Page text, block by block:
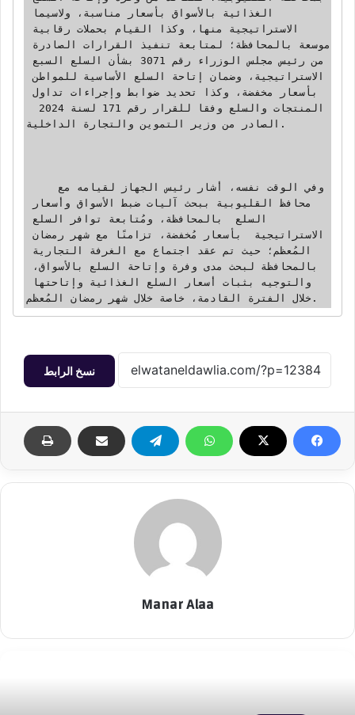
الاستراتيجية، وضمان إتاحة السلع الأساسية للمواطن
بأسعار مخفضة، وكذا تحديد ضوابط وإجراءات تداول
الصادر من وزير التموين والتجارة الداخلية.
الاستراتيجية  بأسعار مُخفضة، تزامنًا مع شهر رمضان
خلال الفترة القادمة، خاصة خلال شهر رمضان المُعظم.
نسخ الرابط
Manar Alaa